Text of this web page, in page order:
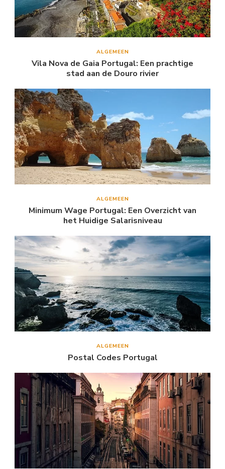
ALGEMEEN
Vila Nova de Gaia Portugal: Een prachtige
stad aan de Douro rivier
ALGEMEEN
Minimum Wage Portugal: Een Overzicht van
het Huidige Salarisniveau
ALGEMEEN
Postal Codes Portugal